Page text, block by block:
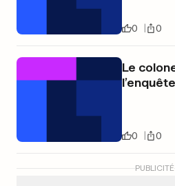
0 0
Le
l’enquête
0 0
PUBLICITÉ